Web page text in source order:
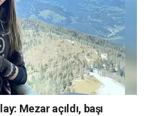
Mezar açıldı, başı